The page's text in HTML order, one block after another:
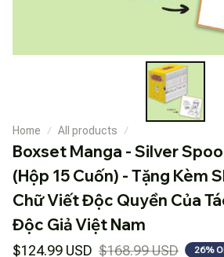
Home All products
Boxset Manga - Silver
(Hộp 15 Cuốn) - Tặng Kèm
Chữ Viết Độc Quyền Của
Độc Giả Việt Nam
$124.99 USD $168.99 USD 26%